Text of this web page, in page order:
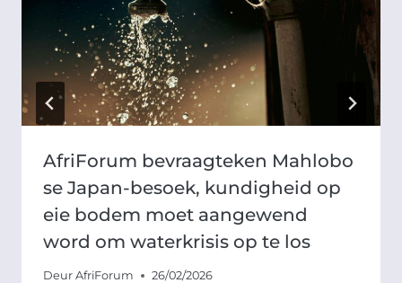
AfriForum bevraagteken Mahlobo
se Japan-besoek, kundigheid op
eie bodem moet aangewend
word om waterkrisis op te los
Deur AfriForum 26/02/2026